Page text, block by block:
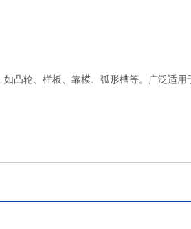
凸轮、样板、靠模、弧形槽等。广泛适